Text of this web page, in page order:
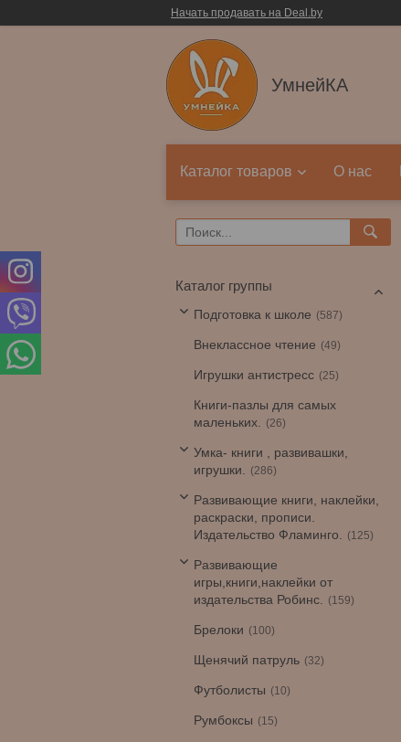
Начать продавать на Deal.by
УмнейКА
Каталог товаров О нас
Каталог группы
Подготовка к школе 587
Внеклассное чтение 49
Игрушки антистресс 25
Книги-пазлы для самых
маленьких.
26
Умка- книги , развивашки,
игрушки.
286
Развивающие книги, наклейки,
раскраски, прописи.
Издательство Фламинго.
125
Развивающие
игры,книги,наклейки от
издательства Робинс.
159
Брелоки 100
Щенячий патруль 32
Футболисты 10
Румбоксы 15